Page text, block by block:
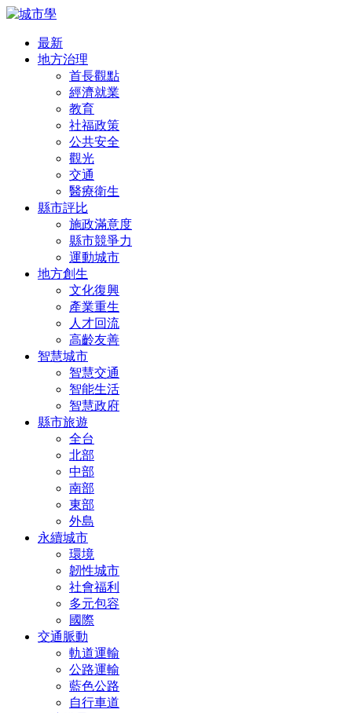
最新
地方治理
首長觀點
經濟就業
教育
社福政策
公共安全
觀光
交通
醫療衛生
縣市評比
施政滿意度
縣市競爭力
運動城市
地方創生
文化復興
產業重生
人才回流
高齡友善
智慧城市
智慧交通
智能生活
智慧政府
縣市旅遊
全台
北部
中部
南部
東部
外島
永續城市
環境
韌性城市
社會福利
多元包容
國際
交通脈動
軌道運輸
公路運輸
藍色公路
自行車道